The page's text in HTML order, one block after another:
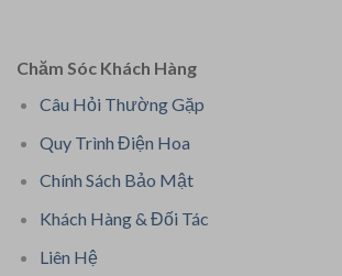
Chăm Sóc Khách Hàng
Câu Hỏi Thường Gặp
Quy Trình Điện Hoa
Chính Sách Bảo Mật
Khách Hàng & Đối Tác
Liên Hệ